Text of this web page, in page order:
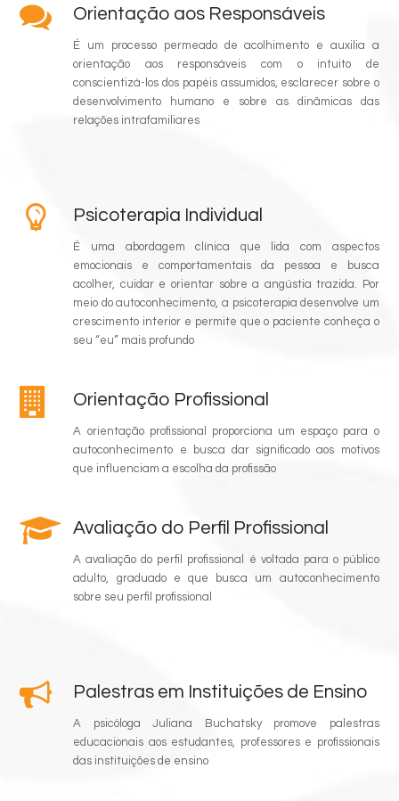
Orientação aos Responsáveis
É um processo permeado de acolhimento e auxilia a
orientação aos responsáveis com o intuito de
conscientizá-los dos papéis assumidos, esclarecer sobre o
desenvolvimento humano e sobre as dinâmicas das
relações intrafamiliares
Psicoterapia Individual
É uma abordagem clínica que lida com aspectos
emocionais e comportamentais da pessoa e busca
acolher, cuidar e orientar sobre a angústia trazida. Por
meio do autoconhecimento, a psicoterapia desenvolve um
crescimento interior e permite que o paciente conheça o
seu “eu” mais profundo
Orientação Profissional
A orientação profissional proporciona um espaço para o
autoconhecimento e busca dar significado aos motivos
que influenciam a escolha da profissão
Avaliação do Perfil Profissional
A avaliação do perfil profissional é voltada para o público
adulto, graduado e que busca um autoconhecimento
sobre seu perfil profissional
Palestras em Instituições de Ensino
A psicóloga Juliana Buchatsky promove palestras
educacionais aos estudantes, professores e profissionais
das instituições de ensino